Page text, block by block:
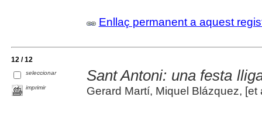
Enllaç permanent a aquest
12 / 12
seleccionar
imprimir
Sant Antoni: una festa
Gerard Martí, Miquel Blázquez, [et